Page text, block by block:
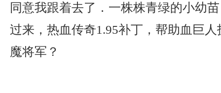
同意我跟着去了．一株株青绿的小幼
过来，热血传奇1.95补丁，帮助血巨
魔将军？